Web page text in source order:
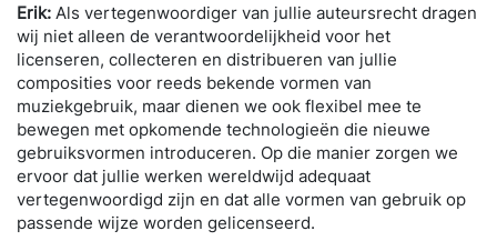
Erik: Als vertegenwoordiger van jullie auteursrecht dragen
wij niet alleen de verantwoordelijkheid voor het
licenseren, collecteren en distribueren van jullie
composities voor reeds bekende vormen van
muziekgebruik, maar dienen we ook flexibel mee te
bewegen met opkomende technologieën die nieuwe
gebruiksvormen introduceren. Op die manier zorgen we
ervoor dat jullie werken wereldwijd adequaat
vertegenwoordigd zijn en dat alle vormen van gebruik op
passende wijze worden gelicenseerd.